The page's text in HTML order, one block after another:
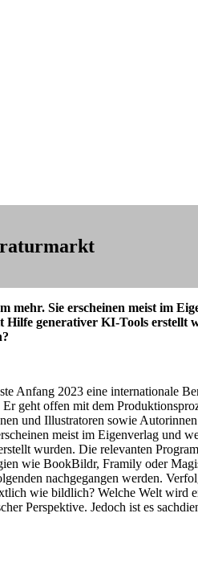
mehr. Sie erscheinen meist im
generativer KI-Tools
Anfang 2023 eine internationale
geht offen mit dem
und Illustratoren sowie
meist im Eigenverlag und
wurden. Die relevanten
wie BookBildr, Framily oder
nachgegangen werden.
wie bildlich? Welche Welt
Perspektive. Jedoch ist es